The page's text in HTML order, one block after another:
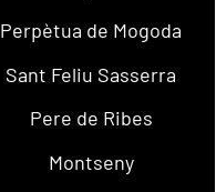
Perpètua de Mogoda
Sant Feliu Sasserra
Pere de Ribes
Montseny